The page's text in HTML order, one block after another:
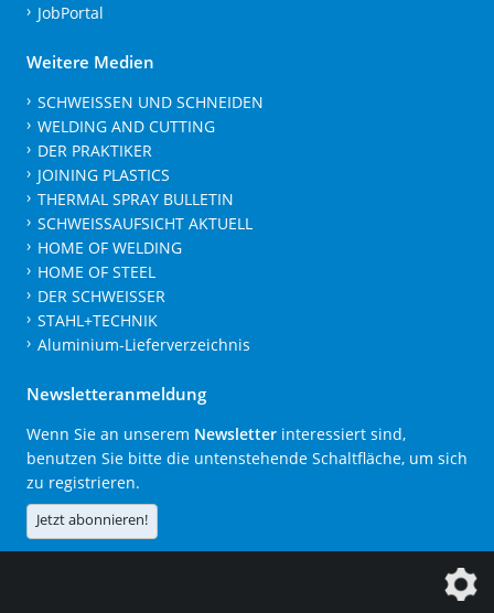
JobPortal
Weitere Medien
SCHWEISSEN UND SCHNEIDEN
WELDING AND CUTTING
DER PRAKTIKER
JOINING PLASTICS
THERMAL SPRAY BULLETIN
SCHWEISSAUFSICHT AKTUELL
HOME OF WELDING
HOME OF STEEL
DER SCHWEISSER
STAHL+TECHNIK
Aluminium-Lieferverzeichnis
Newsletteranmeldung
Wenn Sie an unserem Newsletter interessiert sind,
benutzen Sie bitte die untenstehende Schaltfläche, um sich
zu registrieren.
Jetzt abonnieren!